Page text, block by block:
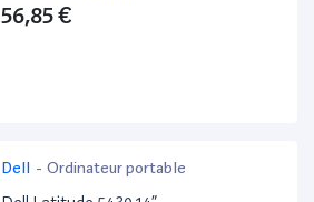
56,85 €
Dell - Ordinateur portable